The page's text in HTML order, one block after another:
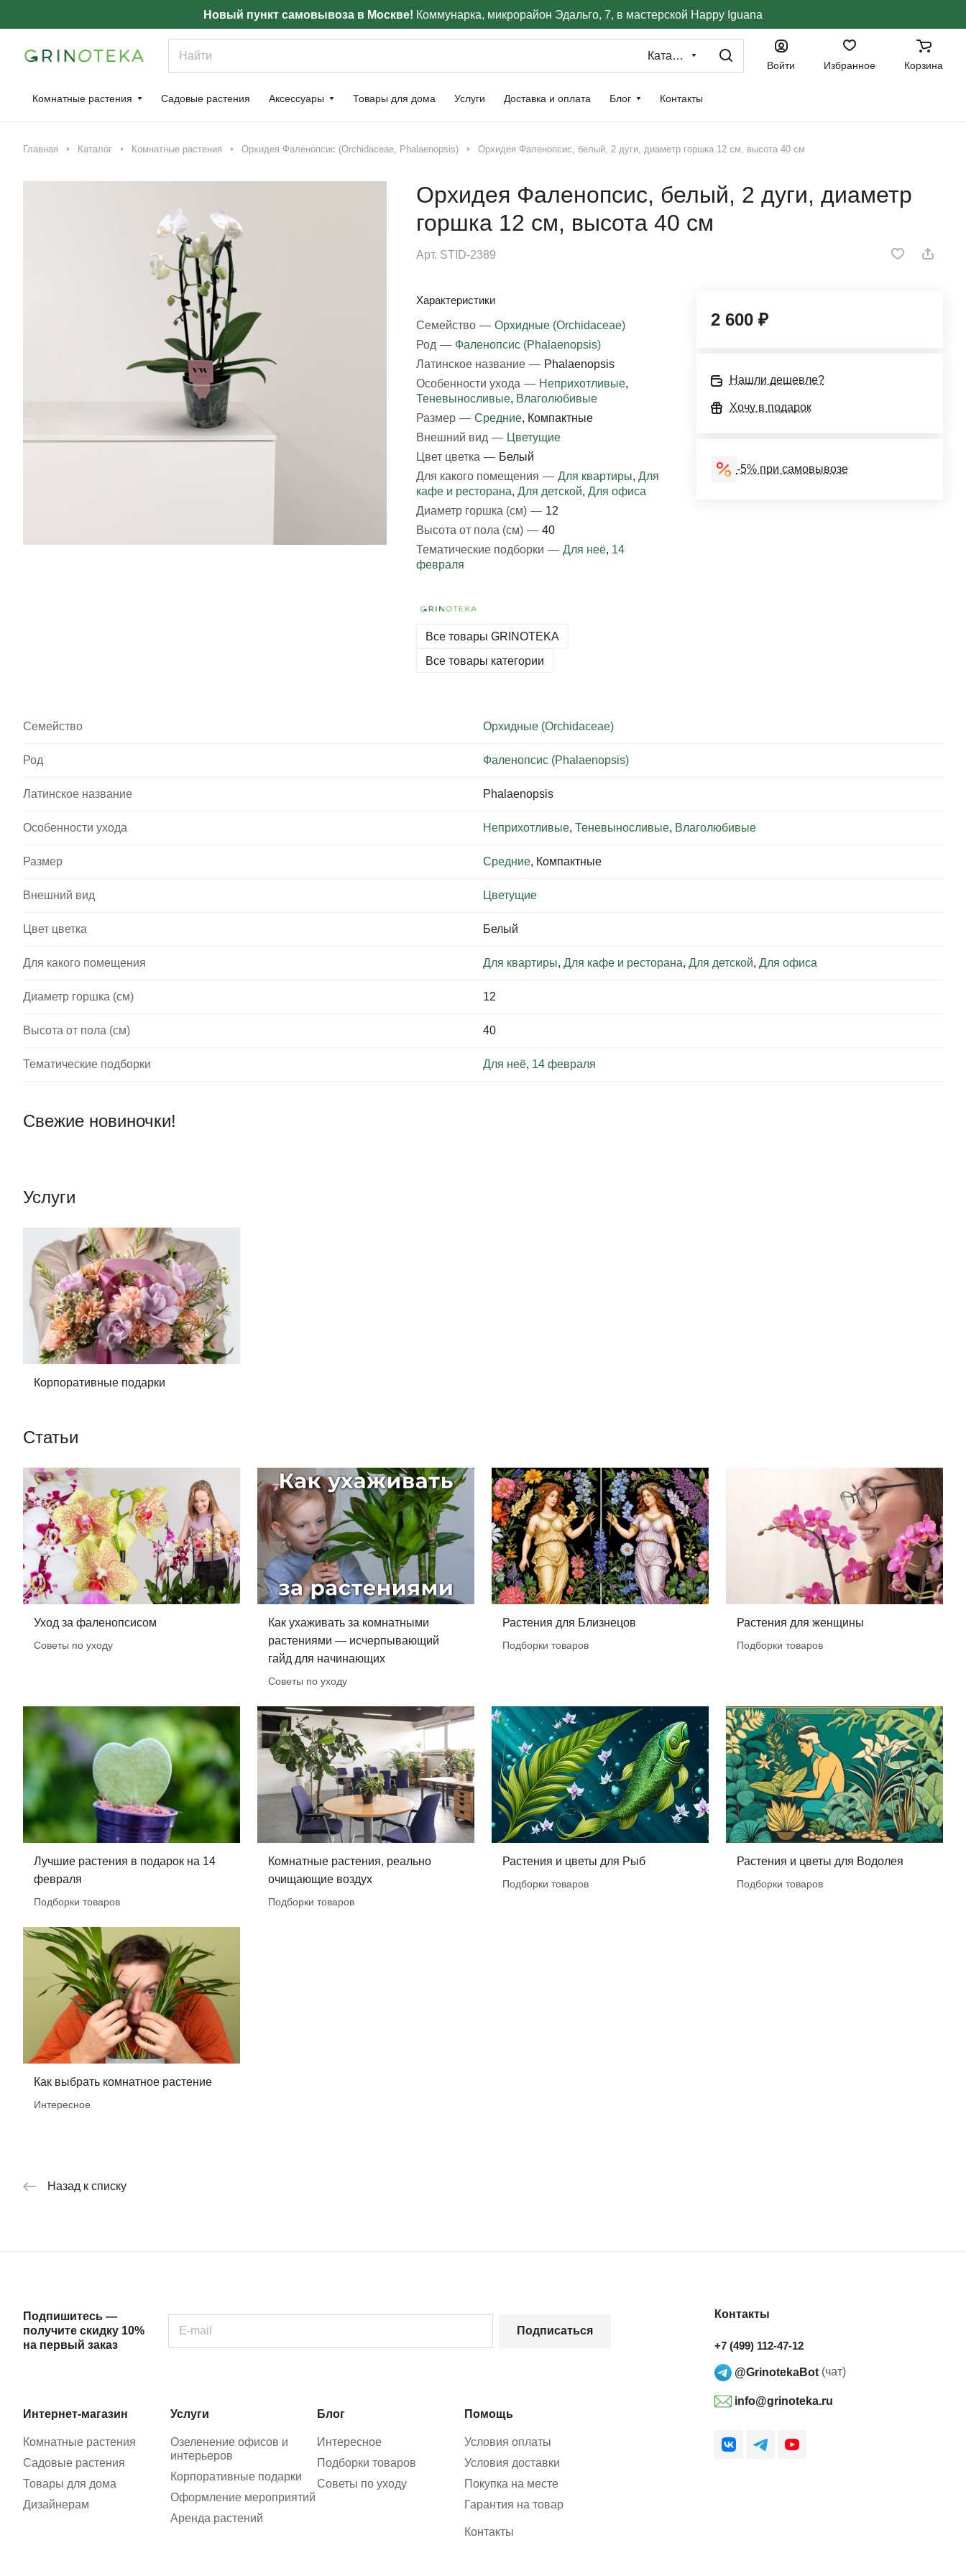
Новый пункт самовывоза в Москве! Коммунарка, микрорайон Эдальго, 7, в мастерской Happy Iguana
Каталог
Войти Избранное Корзина
Комнатные растения Садовые растения Аксессуары Товары для дома Услуги Доставка и оплата Блог Контакты
Главная Каталог Комнатные растения Орхидея Фаленопсис (Orchidaceae, Phalaenopsis) Орхидея Фаленопсис, белый, 2 дуги, диаметр горшка 12 см, высота 40 см
Орхидея Фаленопсис, белый, 2 дуги, диаметр
горшка 12 см, высота 40 см
Арт. STID-2389
Характеристики
Семейство — Орхидные (Orchidaceae)
Род — Фаленопсис (Phalaenopsis)
Латинское название — Phalaenopsis
Особенности ухода — Неприхотливые,
Теневыносливые, Влаголюбивые
Размер — Средние, Компактные
Внешний вид — Цветущие
Цвет цветка — Белый
Для какого помещения — Для квартиры, Для
кафе и ресторана, Для детской, Для офиса
Диаметр горшка (см) — 12
Высота от пола (см) — 40
Тематические подборки — Для неё, 14
февраля
Все товары GRINOTEKA
Все товары категории
2 600 ₽
Нашли дешевле?
Хочу в подарок
-5% при самовывозе
Семейство Орхидные (Orchidaceae)
Род Фаленопсис (Phalaenopsis)
Латинское название Phalaenopsis
Особенности ухода Неприхотливые, Теневыносливые, Влаголюбивые
Размер Средние, Компактные
Внешний вид Цветущие
Цвет цветка Белый
Для какого помещения Для квартиры, Для кафе и ресторана, Для детской, Для офиса
Диаметр горшка (см) 12
Высота от пола (см) 40
Тематические подборки Для неё, 14 февраля
Свежие новиночки!
Услуги
Корпоративные подарки
Статьи
Уход за фаленопсисом
Советы по уходу
Как ухаживать за комнатными
растениями — исчерпывающий
гайд для начинающих
Советы по уходу
Растения для Близнецов
Подборки товаров
Растения для женщины
Подборки товаров
Лучшие растения в подарок на 14
февраля
Подборки товаров
Комнатные растения, реально
очищающие воздух
Подборки товаров
Растения и цветы для Рыб
Подборки товаров
Растения и цветы для Водолея
Подборки товаров
Как выбрать комнатное растение
Интересное
Назад к списку
Подпишитесь —
получите скидку 10%
на первый заказ
Подписаться
Интернет-магазин
Комнатные растения
Садовые растения
Товары для дома
Дизайнерам
Услуги
Озеленение офисов и
интерьеров
Корпоративные подарки
Оформление мероприятий
Аренда растений
Блог
Интересное
Подборки товаров
Советы по уходу
Помощь
Условия оплаты
Условия доставки
Покупка на месте
Гарантия на товар
Контакты
Контакты
+7 (499) 112-47-12
@GrinotekaBot (чат)
info@grinoteka.ru